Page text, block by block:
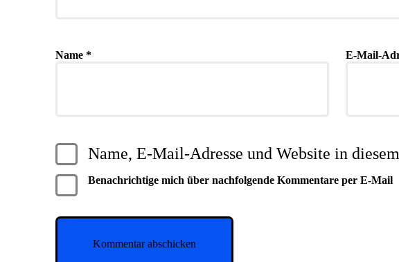
Name * E-Mail-
Name, E-Mail-Adresse und Website in
Benachrichtige mich über nachfolgende Kommentare per E-Mail